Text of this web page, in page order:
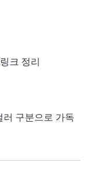
크 정리
러 구분으로 가독